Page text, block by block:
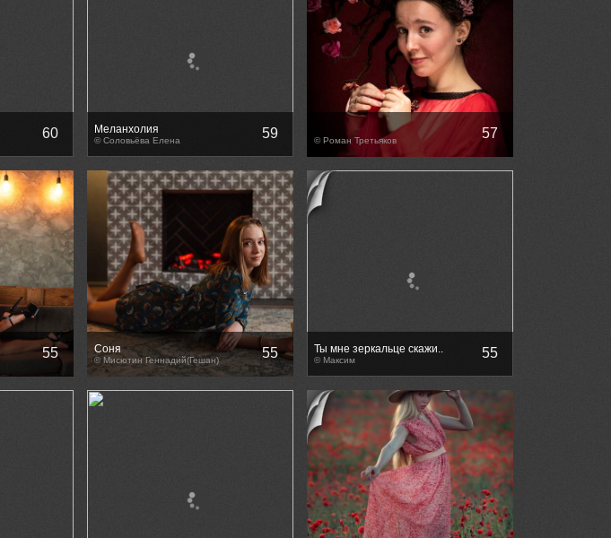
60 Меланхолия
© Соловьёва Елена 59 © Роман Третьяков 57
55 Соня
© Мисютин Геннадий(Гешан) 55 Ты мне зеркальце скажи..
© Максим 55